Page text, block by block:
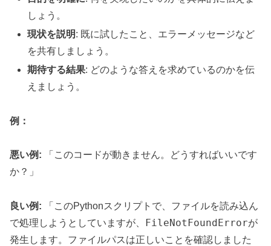
しょう。
現状を説明: 既に試したこと、エラーメッセージなど
を共有しましょう。
期待する結果: どのような答えを求めているのかを伝
えましょう。
例：
悪い例: 「このコードが動きません。どうすればいいです
か？」
良い例: 「このPythonスクリプトで、ファイルを読み込ん
で処理しようとしていますが、
FileNotFoundErrorが
発生します。ファイルパスは正しいことを確認しました